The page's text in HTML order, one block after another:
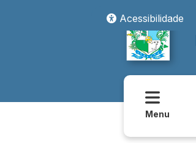
Acessibilidade
Menu